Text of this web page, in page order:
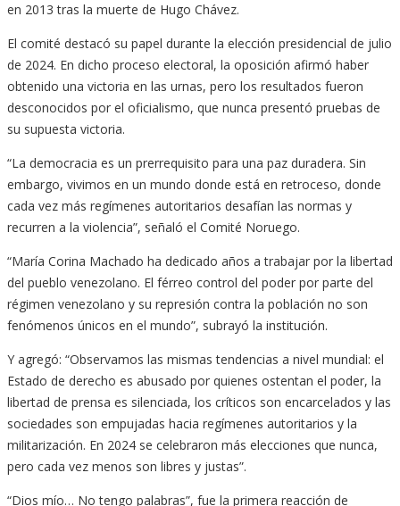
en 2013 tras la muerte de Hugo Chávez.
El comité destacó su papel durante la elección presidencial de julio
de 2024. En dicho proceso electoral, la oposición afirmó haber
obtenido una victoria en las urnas, pero los resultados fueron
desconocidos por el oficialismo, que nunca presentó pruebas de
su supuesta victoria.
“La democracia es un prerrequisito para una paz duradera. Sin
embargo, vivimos en un mundo donde está en retroceso, donde
cada vez más regímenes autoritarios desafían las normas y
recurren a la violencia”, señaló el Comité Noruego.
“María Corina Machado ha dedicado años a trabajar por la libertad
del pueblo venezolano. El férreo control del poder por parte del
régimen venezolano y su represión contra la población no son
fenómenos únicos en el mundo”, subrayó la institución.
Y agregó: “Observamos las mismas tendencias a nivel mundial: el
Estado de derecho es abusado por quienes ostentan el poder, la
libertad de prensa es silenciada, los críticos son encarcelados y las
sociedades son empujadas hacia regímenes autoritarios y la
militarización. En 2024 se celebraron más elecciones que nunca,
pero cada vez menos son libres y justas”.
“Dios mío… No tengo palabras”, fue la primera reacción de